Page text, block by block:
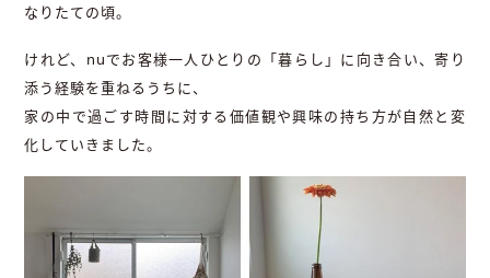
なりたての頃。
けれど、nuでお客様一人ひとりの「暮らし」に向き合い、寄り
添う経験を重ねるうちに、
家の中で過ごす時間に対する価値観や興味の持ち方が自然と変
化していきました。